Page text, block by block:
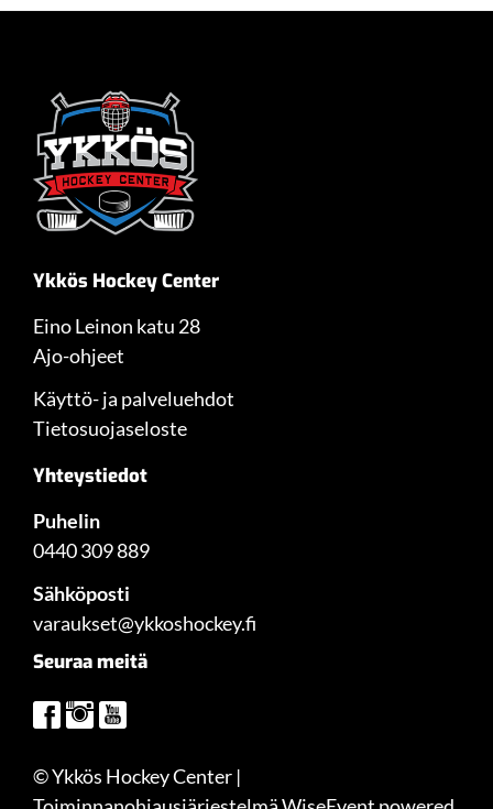
Ykkös Hockey Center
Eino Leinon katu 28
Ajo-ohjeet
Käyttö- ja palveluehdot
Tietosuojaseloste
Yhteystiedot
Puhelin
0440 309 889
Sähköposti
varaukset@ykkoshockey.fi
Seuraa meitä
© Ykkös Hockey Center |